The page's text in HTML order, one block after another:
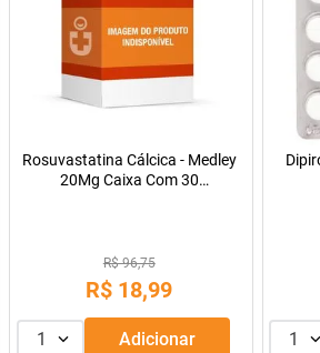
Cálcica - Medley
20Mg Caixa Com 30
R$ 96,75
18, 99
Adicionar
Dipirona